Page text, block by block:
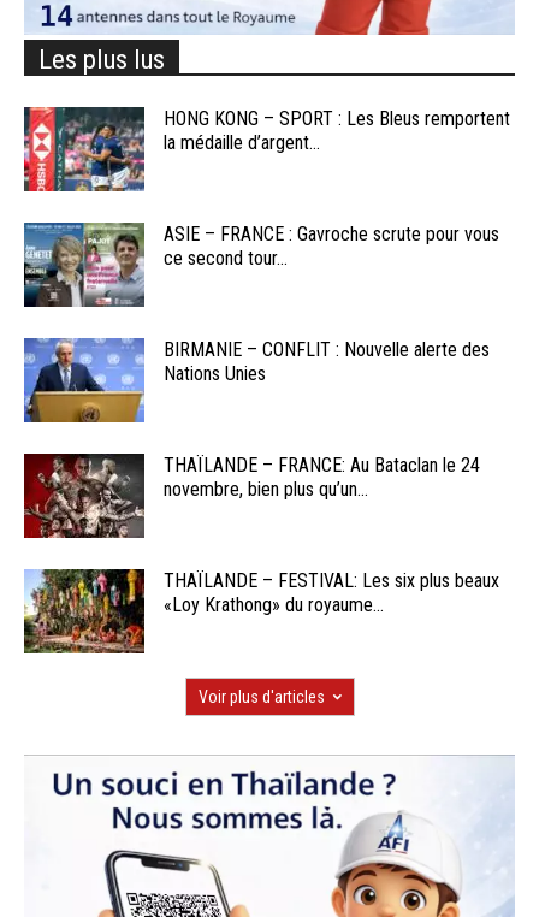
Les plus lus
HONG KONG – SPORT : Les Bleus remportent
la médaille d’argent...
ASIE – FRANCE : Gavroche scrute pour vous
ce second tour...
BIRMANIE – CONFLIT : Nouvelle alerte des
Nations Unies
THAÏLANDE – FRANCE: Au Bataclan le 24
novembre, bien plus qu’un...
THAÏLANDE – FESTIVAL: Les six plus beaux
«Loy Krathong» du royaume...
Voir plus d'articles